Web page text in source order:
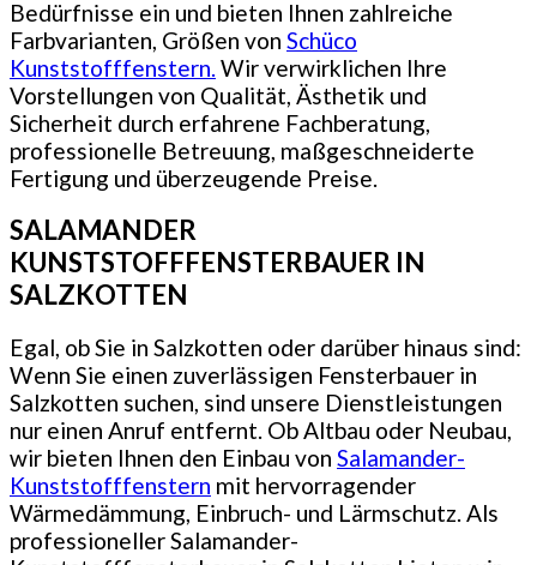
Bedürfnisse ein und bieten Ihnen zahlreiche
Farbvarianten, Größen von Schüco
Kunststofffenstern.Wir verwirklichen Ihre
Vorstellungen von Qualität, Ästhetik und
Sicherheit durch erfahrene Fachberatung,
professionelle Betreuung, maßgeschneiderte
Fertigung und überzeugende Preise.
SALAMANDER
KUNSTSTOFFFENSTERBAUER IN
SALZKOTTEN
Egal, ob Sie in Salzkotten oder darüber hinaus sind:
Wenn Sie einen zuverlässigen Fensterbauer in
Salzkotten suchen, sind unsere Dienstleistungen
nur einen Anruf entfernt. Ob Altbau oder Neubau,
wir bieten Ihnen den Einbau von Salamander-
Kunststofffenstern mit hervorragender
Wärmedämmung, Einbruch- und Lärmschutz. Als
professioneller Salamander-